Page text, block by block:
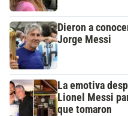
Dieron a
Jorge Messi
La emotiva
Lionel Messi
que tomaron